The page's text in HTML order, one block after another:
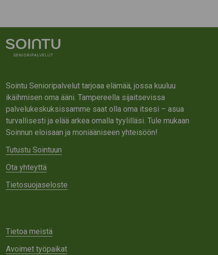
Sointu Senioripalvelut tarjoaa elämää, jossa kuuluu
ikäihmisen oma ääni. Tampereella sijaitsevissa
palvelukeskuksissamme saat olla oma itsesi – asua
turvallisesti ja elää arkea omalla tyylilläsi. Tule mukaan
Soinnun eloisaan ja moniääniseen yhteisöön!
Tutustu Sointuun
Ota yhteyttä
Tietosuojaseloste
Tietoa meistä
Avoimet työpaikat